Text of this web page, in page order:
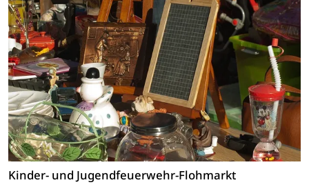
Kinder- und Jugendfeuerwehr-Flohmarkt